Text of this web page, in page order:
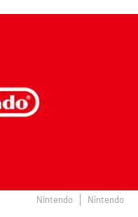
Nintendo Nintendo